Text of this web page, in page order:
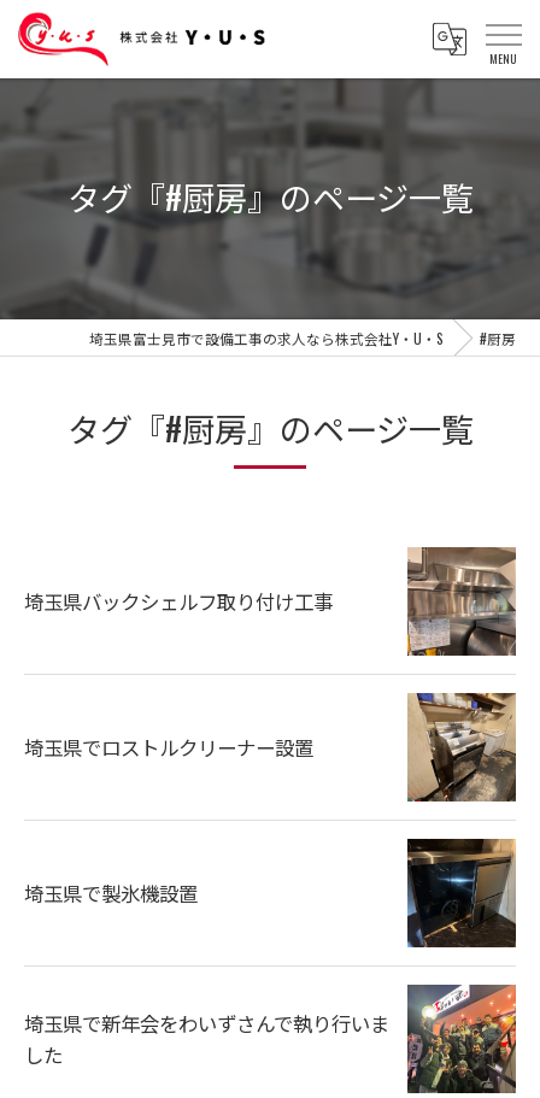
タグ『#厨房』のページ一覧
埼玉県富士見市で設備工事の求人なら株式会社Y・U・S #厨房
タグ『#厨房』のページ一覧
埼玉県バックシェルフ取り付け工事
埼玉県でロストルクリーナー設置
埼玉県で製氷機設置
埼玉県で新年会をわいずさんで執り行いま
した